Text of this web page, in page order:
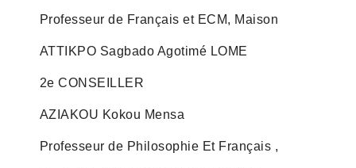
Professeur de Français et ECM, Maison
ATTIKPO Sagbado Agotimé LOME
2e CONSEILLER
AZIAKOU Kokou Mensa
Professeur de Philosophie Et Français ,